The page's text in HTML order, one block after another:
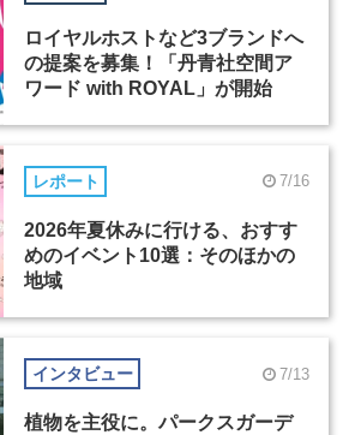
ロイヤルホストなど3ブランドへ
の提案を募集！「丹青社空間ア
ワード with ROYAL」が開始
レポート 7/16
2026年夏休みに行ける、おすす
めのイベント10選：そのほかの
地域
インタビュー 7/13
植物を主役に。パークスガーデ